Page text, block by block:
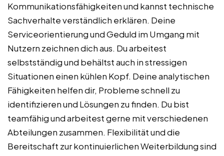
Kommunikationsfähigkeiten und kannst technische
Sachverhalte verständlich erklären. Deine
Serviceorientierung und Geduld im Umgang mit
Nutzern zeichnen dich aus. Du arbeitest
selbstständig und behältst auch in stressigen
Situationen einen kühlen Kopf. Deine analytischen
Fähigkeiten helfen dir, Probleme schnell zu
identifizieren und Lösungen zu finden. Du bist
teamfähig und arbeitest gerne mit verschiedenen
Abteilungen zusammen. Flexibilität und die
Bereitschaft zur kontinuierlichen Weiterbildung sind